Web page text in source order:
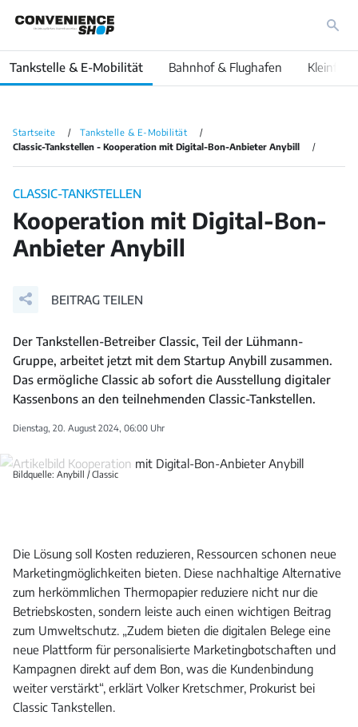
Tankstelle & E-Mobilität Bahnhof & Flughafen
Startseite
Tankstelle & E-Mobilität
Classic-Tankstellen - Kooperation mit Digital-Bon-Anbieter Anybill
CLASSIC-TANKSTELLEN
Kooperation mit Digital-Bon-
Anbieter Anybill
BEITRAG TEILEN
Der Tankstellen-Betreiber Classic, Teil der Lühmann-
Gruppe, arbeitet jetzt mit dem Startup Anybill zusammen.
Das ermögliche Classic ab sofort die Ausstellung digitaler
Kassenbons an den teilnehmenden Classic-Tankstellen.
Dienstag, 20. August 2024, 06:00 Uhr
Bildquelle: Anybill / Classic
Die Lösung soll Kosten reduzieren, Ressourcen schonen neue
Marketingmöglichkeiten bieten. Diese nachhaltige Alternative
zum herkömmlichen Thermopapier reduziere nicht nur die
Betriebskosten, sondern leiste auch einen wichtigen Beitrag
zum Umweltschutz. „Zudem bieten die digitalen Belege eine
neue Plattform für personalisierte Marketingbotschaften und
Kampagnen direkt auf dem Bon, was die Kundenbindung
weiter verstärkt“, erklärt Volker Kretschmer, Prokurist bei
Classic Tankstellen.